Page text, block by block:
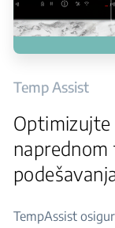
Temp Assist
Optimizujte
TempAssist